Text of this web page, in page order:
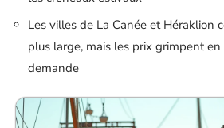
Les villes de La Canée et Héraklion
plus large, mais les prix grimpent
demande